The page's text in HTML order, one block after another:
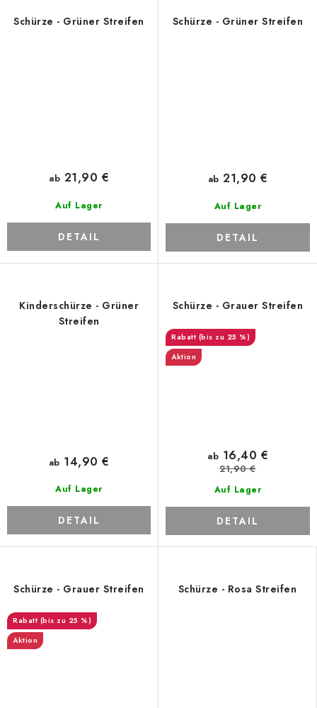
Schürze - Grüner Streifen
Auf Lager
ab 21,90 €
DETAIL
Schürze - Grüner Streifen
Auf Lager
ab 21,90 €
DETAIL
Kinderschürze - Grüner
Streifen
Auf Lager
ab 14,90 €
DETAIL
Schürze - Grauer Streifen
(bis zu 25 %)
Aktion
Auf Lager
ab 16,40 €
21,90 €
DETAIL
Schürze - Grauer Streifen
(bis zu 25 %)
Aktion
Schürze - Rosa Streifen